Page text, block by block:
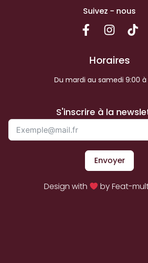
Suivez - nous
Horaires
Du mardi au samedi 9:00 à
S'inscrire à la
Envoyer
Design with by Feat-